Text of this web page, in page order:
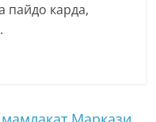
пайдо карда,